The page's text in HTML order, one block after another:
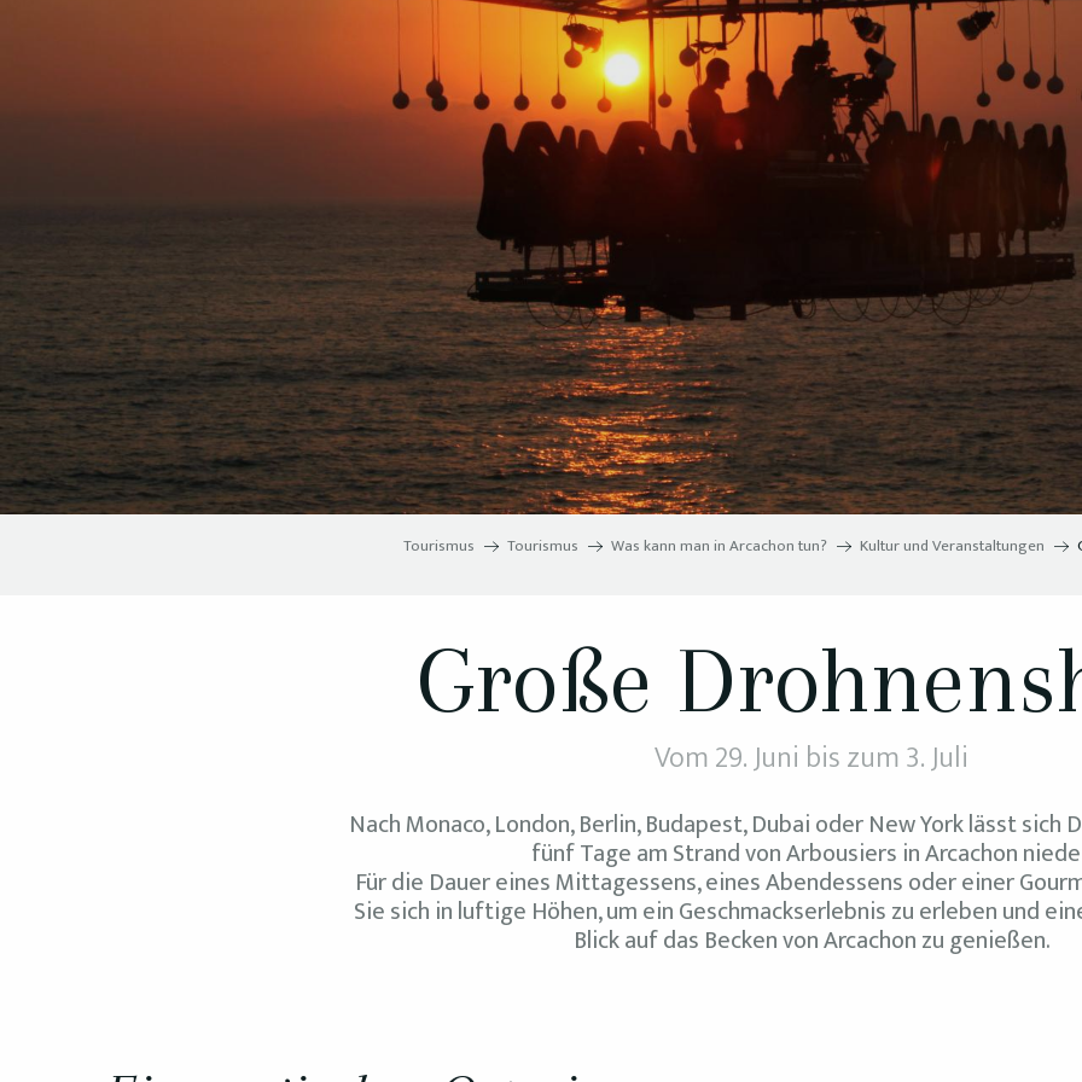
Tourismus Tourismus Was kann man in Arcachon tun? Kultur und Veranstaltungen
Große
Vom 29. Juni bis zum 3. Juli
Nach Monaco, London, Berlin, Budapest, Dubai oder New York lässt sich
fünf Tage am Strand von Arbousiers in Arcachon
Für die Dauer eines Mittagessens, eines Abendessens oder einer
Sie sich in luftige Höhen, um ein Geschmackserlebnis zu erleben und
Blick auf das Becken von Arcachon zu genießen.